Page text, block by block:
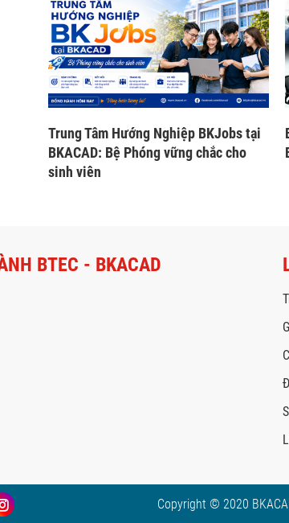
Trung Tâm Hướng Nghiệp BKJobs tại
BKACAD: Bệ Phóng vững chắc cho
sinh viên
BTEC - BKACAD
Copyright © 2020